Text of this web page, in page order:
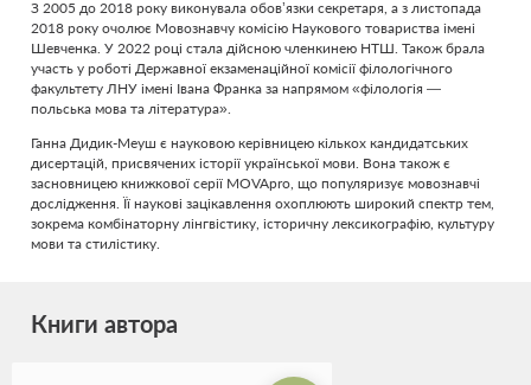
З 2005 до 2018 року виконувала обов’язки секретаря, а з листопада
2018 року очолює Мовознавчу комісію Наукового товариства імені
Шевченка. У 2022 році стала дійсною членкинею НТШ. Також брала
участь у роботі Державної екзаменаційної комісії філологічного
факультету ЛНУ імені Івана Франка за напрямом «філологія —
польська мова та література».
Ганна Дидик-Меуш є науковою керівницею кількох кандидатських
дисертацій, присвячених історії української мови. Вона також є
засновницею книжкової серії MOVApro, що популяризує мовознавчі
дослідження. Її наукові зацікавлення охоплюють широкий спектр тем,
зокрема комбінаторну лінгвістику, історичну лексикографію, культуру
мови та стилістику.
Книги автора